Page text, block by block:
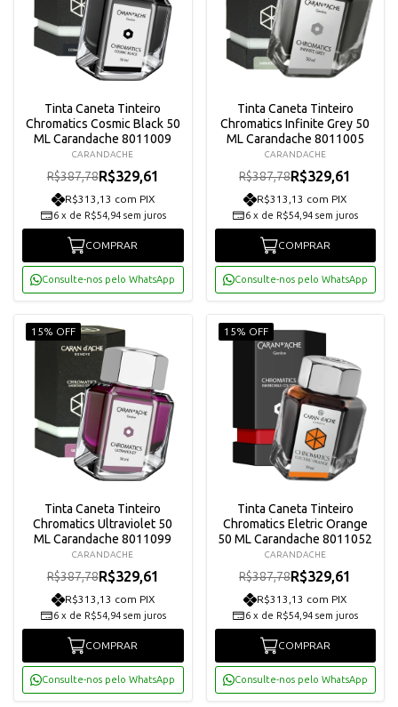
Tinta Caneta Tinteiro
Chromatics Cosmic Black 50
ML Carandache 8011009
CARANDACHE
R$387,78R$329,61
R$313,13 com PIX
6 x de R$54,94 sem juros
COMPRAR
Consulte-nos pelo WhatsApp
Tinta Caneta Tinteiro
Chromatics Infinite Grey 50
ML Carandache 8011005
CARANDACHE
R$387,78R$329,61
R$313,13 com PIX
6 x de R$54,94 sem juros
COMPRAR
Consulte-nos pelo WhatsApp
15% OFF
Tinta Caneta Tinteiro
Chromatics Ultraviolet 50
ML Carandache 8011099
CARANDACHE
R$387,78R$329,61
R$313,13 com PIX
6 x de R$54,94 sem juros
COMPRAR
Consulte-nos pelo WhatsApp
15% OFF
Tinta Caneta Tinteiro
Chromatics Eletric Orange
50 ML Carandache 8011052
CARANDACHE
R$387,78R$329,61
R$313,13 com PIX
6 x de R$54,94 sem juros
COMPRAR
Consulte-nos pelo WhatsApp